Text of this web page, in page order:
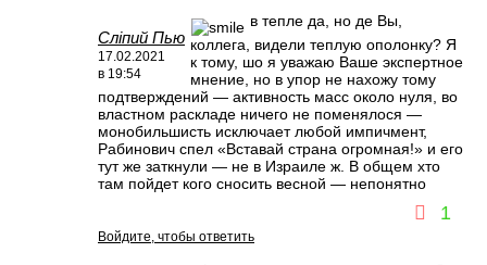
Сліпий Пью
17.02.2021
в 19:54
в тепле да, но де Вы,
коллега, видели теплую ополонку? Я
к тому, шо я уважаю Ваше экспертное
мнение, но в упор не нахожу тому
подтверждений — активность масс около нуля, во
властном раскладе ничего не поменялося —
монобильшисть исключает любой импичмент,
Рабинович спел «Вставай страна огромная!» и его
тут же заткнули — не в Израиле ж. В общем хто
там пойдет кого сносить весной — непонятно
1
Войдите, чтобы ответить